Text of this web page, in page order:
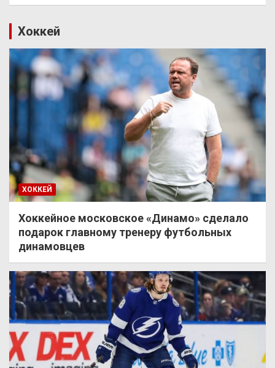
Хоккей
ХОККЕЙ
Хоккейное московское «Динамо» сделало
подарок главному тренеру футбольных
динамовцев